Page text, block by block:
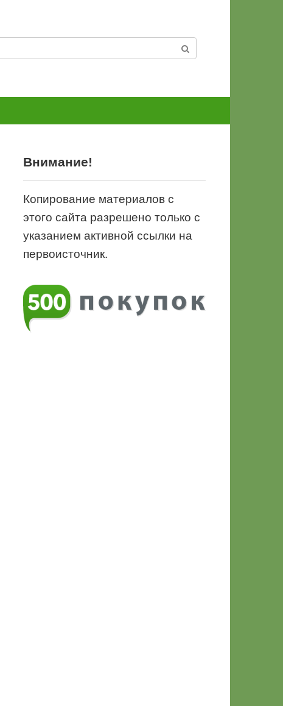
Внимание!
Копирование материалов с
этого сайта разрешено только с
указанием активной ссылки на
первоисточник.